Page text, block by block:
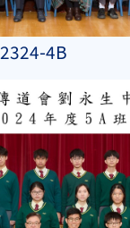
2324-4B